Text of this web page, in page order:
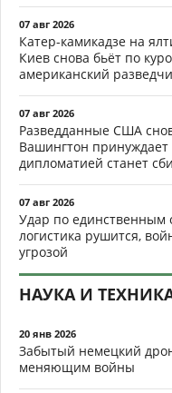
07 авг 2026
Катер-камикадзе на
Киев снова бьёт по
американский
07 авг 2026
Разведданные США
Вашингтон
дипломатией станет
07 авг 2026
Удар по единственным
логистика рушится,
угрозой
НАУКА И
20 янв 2026
Забытый немецкий
меняющим войны